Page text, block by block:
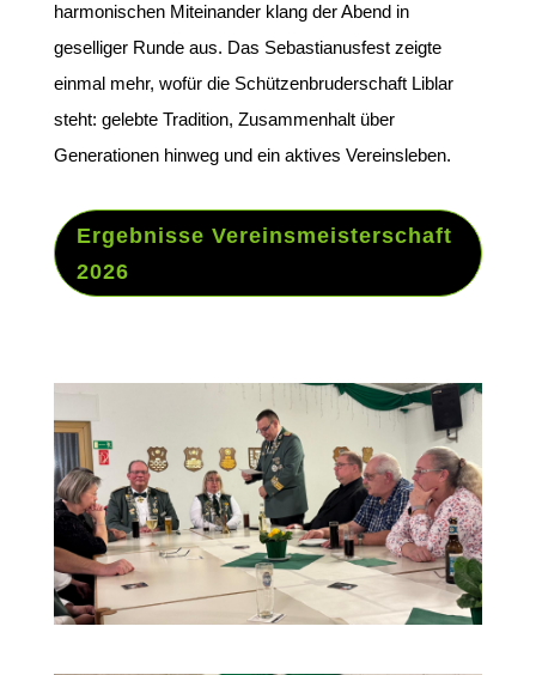
harmonischen Miteinander klang der Abend in
geselliger Runde aus. Das Sebastianusfest zeigte
einmal mehr, wofür die Schützenbruderschaft Liblar
steht: gelebte Tradition, Zusammenhalt über
Generationen hinweg und ein aktives Vereinsleben.
Ergebnisse Vereinsmeisterschaft
2026